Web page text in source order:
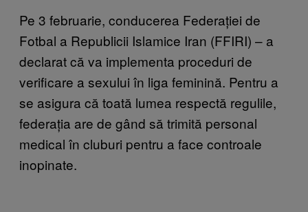
Pe 3 februarie, conducerea Federației de
Fotbal a Republicii Islamice Iran (FFIRI) – a
declarat că va implementa proceduri de
verificare a sexului în liga feminină. Pentru a
se asigura că toată lumea respectă regulile,
federația are de gând să trimită personal
medical în cluburi pentru a face controale
inopinate.